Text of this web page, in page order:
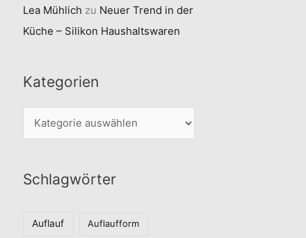
Lea Mühlich zu Neuer Trend in der
Küche – Silikon Haushaltswaren
Kategorien
a
e
Schlagwörter
Auflauf Auflaufform